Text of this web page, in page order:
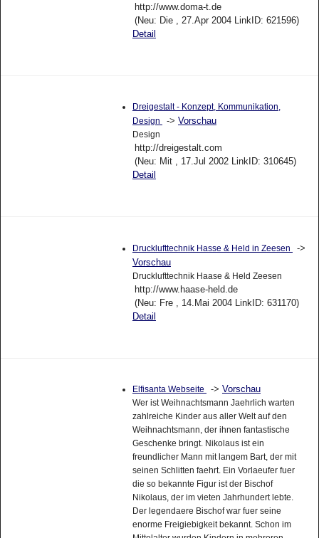
http://www.doma-t.de
(Neu: Die , 27.Apr 2004 LinkID: 621596)
Detail
Dreigestalt - Konzept, Kommunikation,
Design
-> Vorschau
Design
http://dreigestalt.com
(Neu: Mit , 17.Jul 2002 LinkID: 310645)
Detail
Drucklufttechnik Hasse & Held in Zeesen
->
Vorschau
Drucklufttechnik Haase & Held Zeesen
http://www.haase-held.de
(Neu: Fre , 14.Mai 2004 LinkID: 631170)
Detail
Elfisanta Webseite -> Vorschau
Wer ist Weihnachtsmann Jaehrlich warten
zahlreiche Kinder aus aller Welt auf den
Weihnachtsmann, der ihnen fantastische
Geschenke bringt. Nikolaus ist ein
freundlicher Mann mit langem Bart, der mit
seinen Schlitten faehrt. Ein Vorlaeufer fuer
die so bekannte Figur ist der Bischof
Nikolaus, der im vieten Jahrhundert lebte.
Der legendaere Bischof war fuer seine
enorme Freigiebigkeit bekannt. Schon im